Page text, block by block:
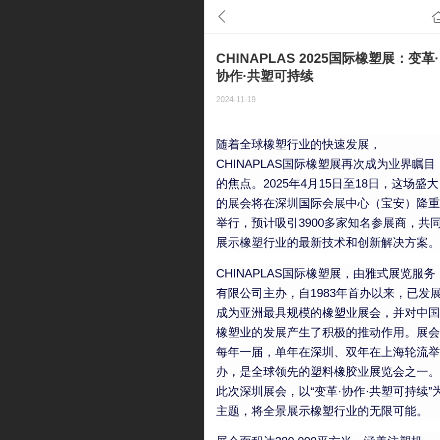
CHINAPLAS 2025国际橡塑展：变革·
协作·共塑可持续
2024-11-19
随着全球橡塑行业的快速发展，
CHINAPLAS国际橡塑展再次成为业界瞩目
的焦点。2025年4月15日至18日，这场盛大
的展会将在深圳国际会展中心（宝安）隆重
举行，预计吸引3900多家知名参展商，共同
展示橡塑行业的最新技术和创新解决方案。
CHINAPLAS国际橡塑展，由雅式展览服务
有限公司主办，自1983年首办以来，已发
成为亚洲最具规模的橡塑业展会，并对中国
橡塑业的发展产生了积极的推动作用。展会
每年一届，单年在深圳、双年在上海轮流举
办，是全球领先的塑料橡胶业展览会之一。
此次深圳展会，以“变革·协作·共塑可持续”
主题，将全景展示橡塑行业的无限可能。